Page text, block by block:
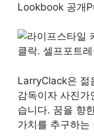
Lookbook 공개
LarryClack은 젊
감독이자 사진
습니다. 꿈을 향
가치를 추구하는